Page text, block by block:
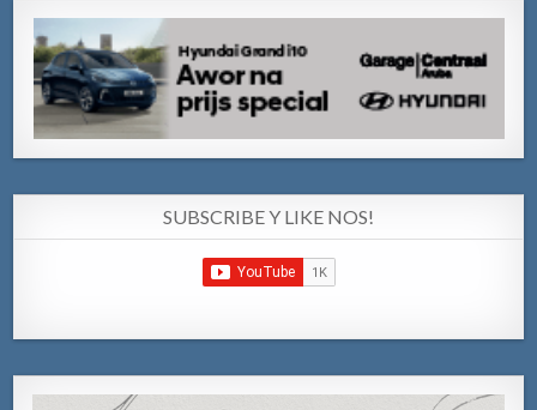
SUBSCRIBE Y LIKE NOS!